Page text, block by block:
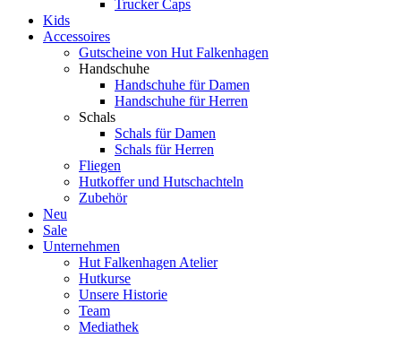
Trucker Caps
Kids
Accessoires
Gutscheine von Hut Falkenhagen
Handschuhe
Handschuhe für Damen
Handschuhe für Herren
Schals
Schals für Damen
Schals für Herren
Fliegen
Hutkoffer und Hutschachteln
Zubehör
Neu
Sale
Unternehmen
Hut Falkenhagen Atelier
Hutkurse
Unsere Historie
Team
Mediathek